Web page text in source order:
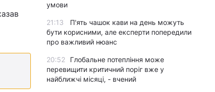
умови
21:13
П'ять чашок кави на день можуть
бути корисними, але експерти попередили
про важливий нюанс
20:52
Глобальне потепління може
перевищити критичний поріг вже у
найближчі місяці, - вчений